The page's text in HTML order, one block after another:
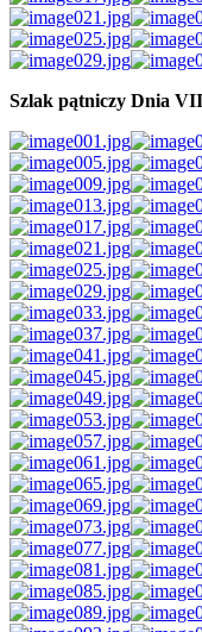
Szlak pątniczy Dnia